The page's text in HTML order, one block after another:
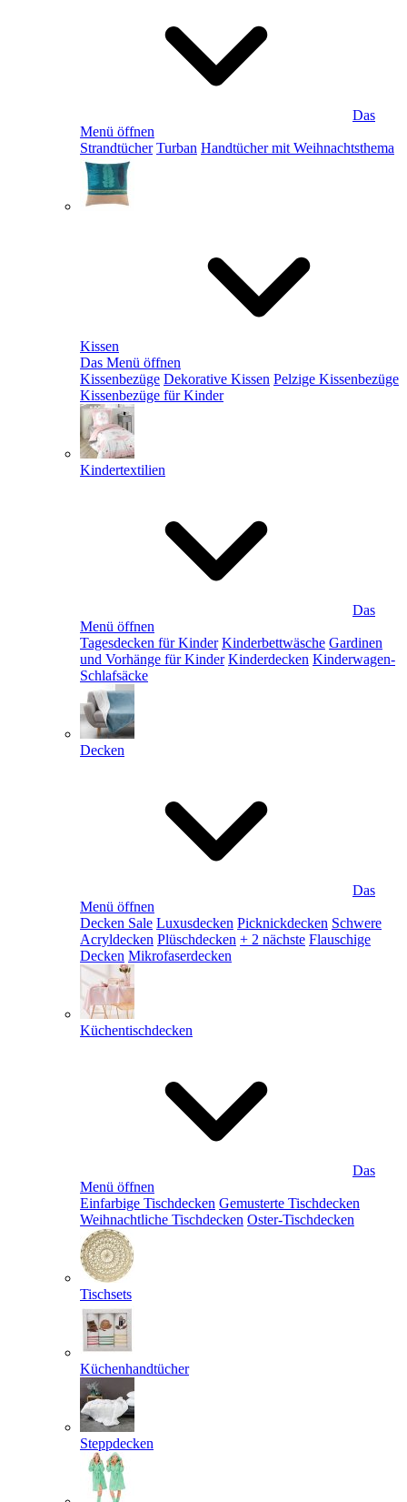
Das
Menü öffnen
Strandtücher Turban Handtücher mit Weihnachtsthema
Kissen
Das Menü öffnen
Kissenbezüge Dekorative Kissen Pelzige Kissenbezüge
Kissenbezüge für Kinder
Kindertextilien
Das
Menü öffnen
Tagesdecken für Kinder Kinderbettwäsche Gardinen
und Vorhänge für Kinder Kinderdecken Kinderwagen-
Schlafsäcke
Decken
Das
Menü öffnen
Decken Sale Luxusdecken Picknickdecken Schwere
Acryldecken Plüschdecken + 2 nächste Flauschige
Decken Mikrofaserdecken
Küchentischdecken
Das
Menü öffnen
Einfarbige Tischdecken Gemusterte Tischdecken
Weihnachtliche Tischdecken Oster-Tischdecken
Tischsets
Küchenhandtücher
Steppdecken